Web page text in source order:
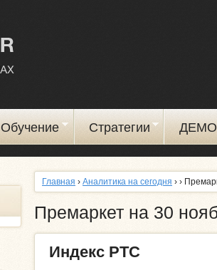
Обучение Стратегии ДЕМО
Главная › Аналитика на сегодня › ›
Премаркет на 30
Индекс РТС